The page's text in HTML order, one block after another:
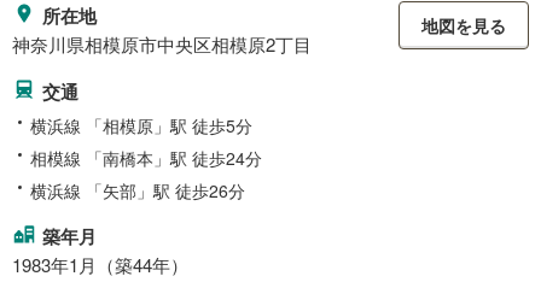
所在地
神奈川県相模原市中央区相模原2丁目
地図を見る
交通
横浜線 「相模原」駅 徒歩5分
相模線 「南橋本」駅 徒歩24分
横浜線 「矢部」駅 徒歩26分
築年月
1983年1月（築44年）